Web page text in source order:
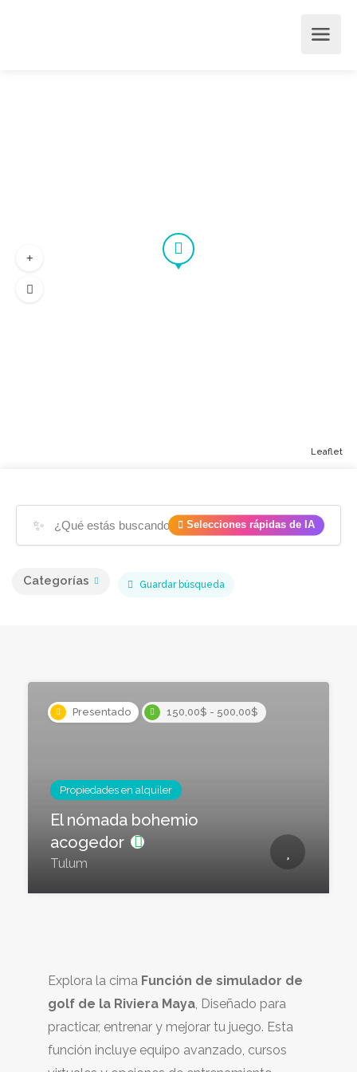
✨ Selecciones rápidas de IA
Categorías Guardar búsqueda
Presentado 150,00$ - 500,00$
Propiedades en alquiler
El nómada bohemio
acogedor
Tulum
Explora la cima Función de simulador de
golf de la Riviera Maya, Diseñado para
practicar, entrenar y mejorar tu juego. Esta
función incluye equipo avanzado, cursos
Leaflet